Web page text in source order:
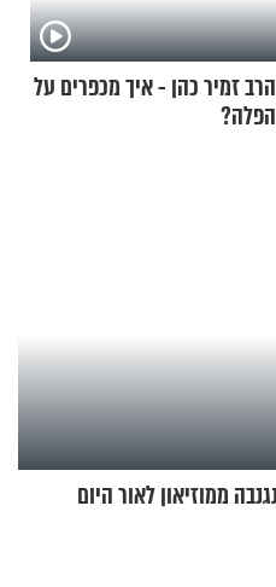
הרב זמיר כהן - איך מכפרים על
הפלה?